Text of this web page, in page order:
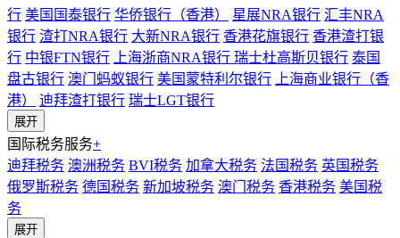
行 美国国泰银行 华侨银行（香港） 星展NRA银行 汇丰NRA
银行 渣打NRA银行 大新NRA银行 香港花旗银行 香港渣打银
行 中银FTN银行 上海浙商NRA银行 瑞士杜高斯贝银行 泰国
盘古银行 澳门蚂蚁银行 美国蒙特利尔银行
上海商业银行（香
港）
迪拜渣打银行 瑞士LGT银行
展开
国际税务服务+
迪拜税务 澳洲税务 BVI税务 加拿大税务 法国税务 英国税务
俄罗斯税务 德国税务 新加坡税务 澳门税务 香港税务 美国税
务
展开